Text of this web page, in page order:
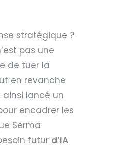
stratégique ?
pas une
de tuer la
en revanche
ainsi lancé un
encadrer les
Serma
futur d’IA